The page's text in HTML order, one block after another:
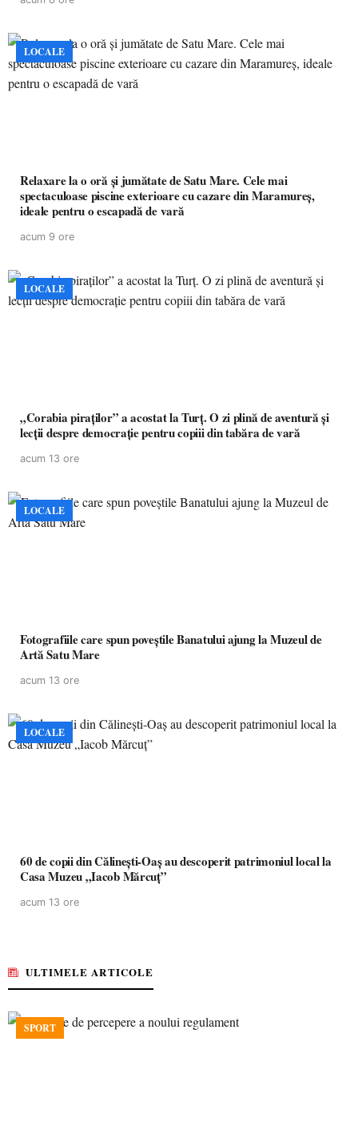
LOCALE
Relaxare la o oră și jumătate de Satu Mare. Cele mai
spectaculoase piscine exterioare cu cazare din Maramureș,
ideale pentru o escapadă de vară
acum 9 ore
LOCALE
„Corabia piraților” a acostat la Turț. O zi plină de aventură și
lecții despre democrație pentru copiii din tabăra de vară
acum 13 ore
LOCALE
Fotografiile care spun poveștile Banatului ajung la Muzeul de
Artă Satu Mare
acum 13 ore
LOCALE
60 de copii din Călinești-Oaș au descoperit patrimoniul local la
Casa Muzeu „Iacob Mărcuț”
acum 13 ore
ULTIMELE ARTICOLE
SPORT